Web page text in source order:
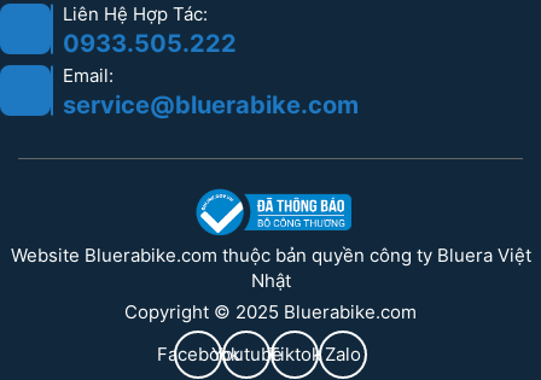
Liên Hệ Hợp Tác:
0933.505.222
Email:
service@bluerabike.com
Website Bluerabike.com thuộc bản quyền công ty Bluera Việt
Nhật
Copyright © 2025 Bluerabike.com
FacebookYoutubeTiktok Zalo